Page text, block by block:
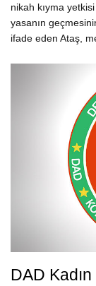
nikah kıyma
yasanın
ifade eden Ataş,
DAD